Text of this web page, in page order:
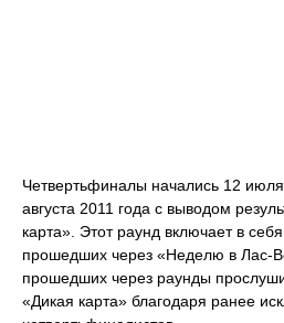
Четвертьфиналы начались 12
августа 2011 года с выводом
карта». Этот раунд включает в
прошедших через «Неделю в Лас-
прошедших через раунды
«Дикая карта» благодаря ранее